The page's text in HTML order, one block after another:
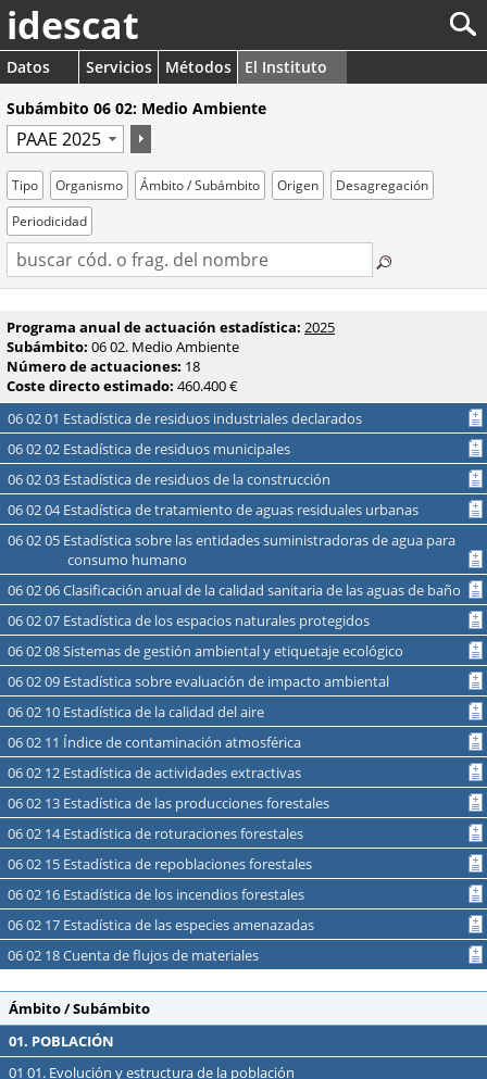
idescat
Datos Servicios Métodos
El Instituto
Subámbito 06 02: Medio Ambiente
Tipo Organismo Ámbito / Subámbito Origen
Desagregación
Periodicidad
Programa anual de actuación estadística: 2025
Subámbito: 06 02. Medio Ambiente
Número de actuaciones: 18
Coste directo estimado: 460.400 €
06 02 01 Estadística de residuos industriales declarados
06 02 02 Estadística de residuos municipales
06 02 03 Estadística de residuos de la construcción
06 02 04 Estadística de tratamiento de aguas residuales urbanas
06 02 05 Estadística sobre las entidades suministradoras de agua para
consumo humano
06 02 06 Clasificación anual de la calidad sanitaria de las aguas de baño
06 02 07 Estadística de los espacios naturales protegidos
06 02 08 Sistemas de gestión ambiental y etiquetaje ecológico
06 02 09 Estadística sobre evaluación de impacto ambiental
06 02 10 Estadística de la calidad del aire
06 02 11 Índice de contaminación atmosférica
06 02 12 Estadística de actividades extractivas
06 02 13 Estadística de las producciones forestales
06 02 14 Estadística de roturaciones forestales
06 02 15 Estadística de repoblaciones forestales
06 02 16 Estadística de los incendios forestales
06 02 17 Estadística de las especies amenazadas
06 02 18 Cuenta de flujos de materiales
Ámbito / Subámbito
01. POBLACIÓN
01 01. Evolución y estructura de la población